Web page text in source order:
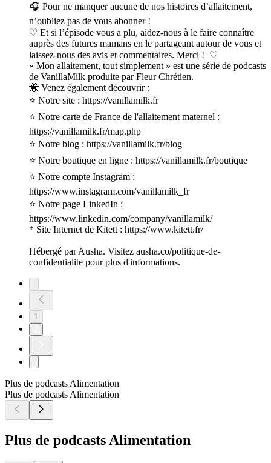
🎧 Pour ne manquer aucune de nos histoires d’allaitement,
n’oubliez pas de vous abonner !
♡ Et si l’épisode vous a plu, aidez-nous à le faire connaître
auprès des futures mamans en le partageant autour de vous et
laissez-nous des avis et commentaires. Merci ! ♡
« Mon allaitement, tout simplement » est une série de podcasts
de VanillaMilk produite par Fleur Chrétien.
🐝 Venez également découvrir :
⭐ Notre site : https://vanillamilk.fr
⭐ Notre carte de France de l'allaitement maternel :
https://vanillamilk.fr/map.php
⭐ Notre blog : https://vanillamilk.fr/blog
⭐ Notre boutique en ligne : https://vanillamilk.fr/boutique
⭐ Notre compte Instagram :
https://www.instagram.com/vanillamilk_fr
⭐ Notre page LinkedIn :
https://www.linkedin.com/company/vanillamilk/
* Site Internet de Kitett : https://www.kitett.fr/
Hébergé par Ausha. Visitez ausha.co/politique-de-
confidentialite pour plus d'informations.
1
Plus de podcasts Alimentation
Plus de podcasts Alimentation
Plus de podcasts Alimentation